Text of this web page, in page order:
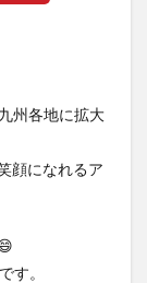
州各地に拡大
顔になれるア
す。